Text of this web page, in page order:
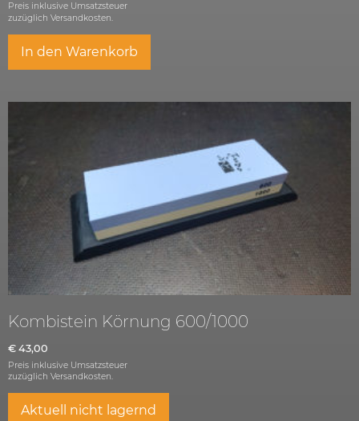
Preis inklusive Umsatzsteuer
zuzüglich Versandkosten.
In den Warenkorb
Kombistein Körnung 600/1000
€ 43,00
Preis inklusive Umsatzsteuer
zuzüglich Versandkosten.
Aktuell nicht lagernd